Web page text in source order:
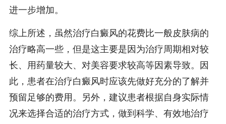
进一步增加。
综上所述，虽然治疗白癜风的花费比一般皮肤病的
治疗略高一些，但是这主要是因为治疗周期相对较
长、用药量较大、对美容要求较高等因素导致。因
此，患者在治疗白癜风时应该先做好充分的了解并
预留足够的费用。另外，建议患者根据自身实际情
况来选择合适的治疗方式，做到科学、有效地治疗